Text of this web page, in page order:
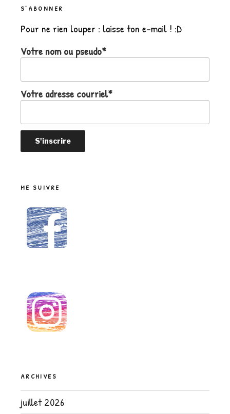
S’ABONNER
Pour ne rien louper : laisse ton e-mail ! :D
Votre nom ou pseudo*
Votre adresse courriel*
ME SUIVRE
ARCHIVES
juillet 2026